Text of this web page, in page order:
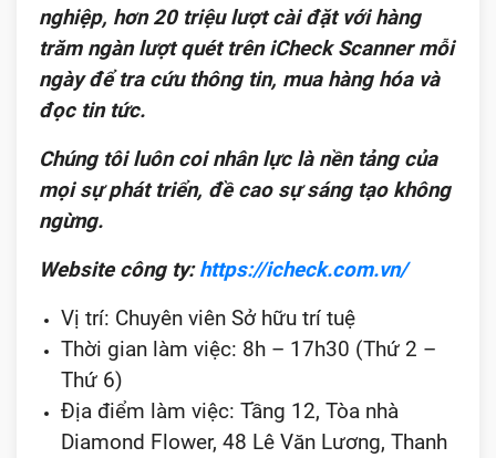
nghiệp, hơn 20 triệu lượt cài đặt với hàng
trăm ngàn lượt quét trên iCheck Scanner mỗi
ngày để tra cứu thông tin, mua hàng hóa và
đọc tin tức.
Chúng tôi luôn coi nhân lực là nền tảng của
mọi sự phát triển, đề cao sự sáng tạo không
ngừng.
Website công ty:https://icheck.com.vn/
Vị trí: Chuyên viên Sở hữu trí tuệ
Thời gian làm việc: 8h – 17h30 (Thứ 2 –
Thứ 6)
Địa điểm làm việc: Tầng 12, Tòa nhà
Diamond Flower, 48 Lê Văn Lương, Thanh